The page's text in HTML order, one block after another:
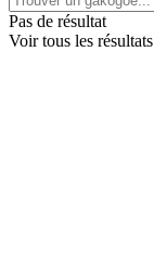
Pas de résultat
Voir tous les résultats